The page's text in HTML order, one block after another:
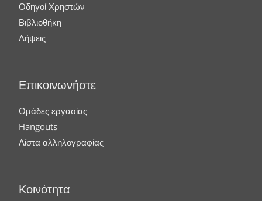
Οδηγοί Χρηστών
Βιβλιοθήκη
Λήψεις
Επικοινωνήστε
Ομάδες εργασίας
Hangouts
Λίστα αλληλογραφίας
Κοινότητα